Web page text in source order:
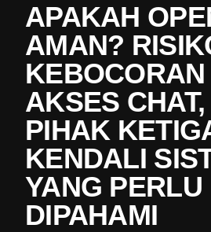
APAKAH
AMAN?
KEBOCORAN
AKSES
PIHAK
KENDALI
YANG PERLU
DIPAHAMI